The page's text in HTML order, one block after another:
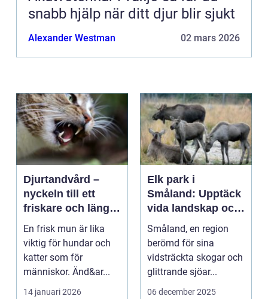
snabb hjälp när ditt djur blir sjukt
Alexander Westman 02 mars 2026
Djurtandvård –
nyckeln till ett
friskare och längre
liv för hund och
katt
En frisk mun är lika
viktig för hundar och
katter som för
människor. Änd&ar...
14 januari 2026
Elk park i
Småland: Upptäck
vida landskap och
majestätiska älgar
Småland, en region
berömd för sina
vidsträckta skogar och
glittrande sjöar...
06 december 2025